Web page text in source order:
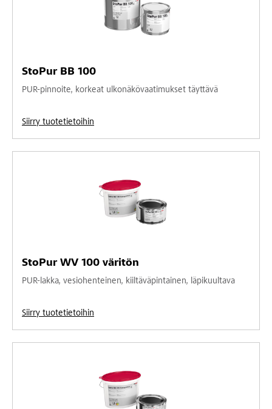
StoPur BB 100
PUR-pinnoite, korkeat ulkonäkövaatimukset täyttävä
Siirry tuotetietoihin
StoPur WV 100 väritön
PUR-lakka, vesiohenteinen, kiiltäväpintainen, läpikuultava
Siirry tuotetietoihin